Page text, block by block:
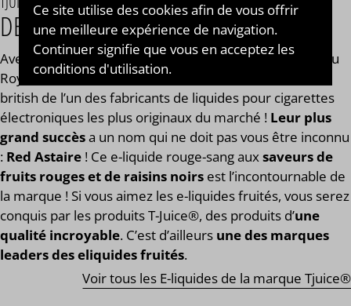
DES E-LIQUIDES FRUITÉS SO BRITISH !
Avec la gamme d’eliquides T-Juice ® en provenance du
Royaume-Uni, vous avez rendez-vous dans l’univers so
british de l’un des fabricants de liquides pour cigarettes
électroniques les plus originaux du marché ! Leur plus
grand succèsa un nom qui ne doit pas vous être inconnu
: Red Astaire ! Ce e-liquide rouge-sang auxsaveurs de
fruits rouges et de raisins noirs est l’incontournable de
la marque ! Si vous aimez les e-liquides fruités, vous serez
conquis par les produits T-Juice®, des produits d’une
qualité incroyable. C’est d’ailleurs une des marques
leaders des eliquides fruités.
Voir tous les E-liquides de la marque Tjuice®
Ce site utilise des cookies afin de vous offrir
une meilleure expérience de navigation.
Continuer signifie que vous en acceptez les
conditions d'utilisation.